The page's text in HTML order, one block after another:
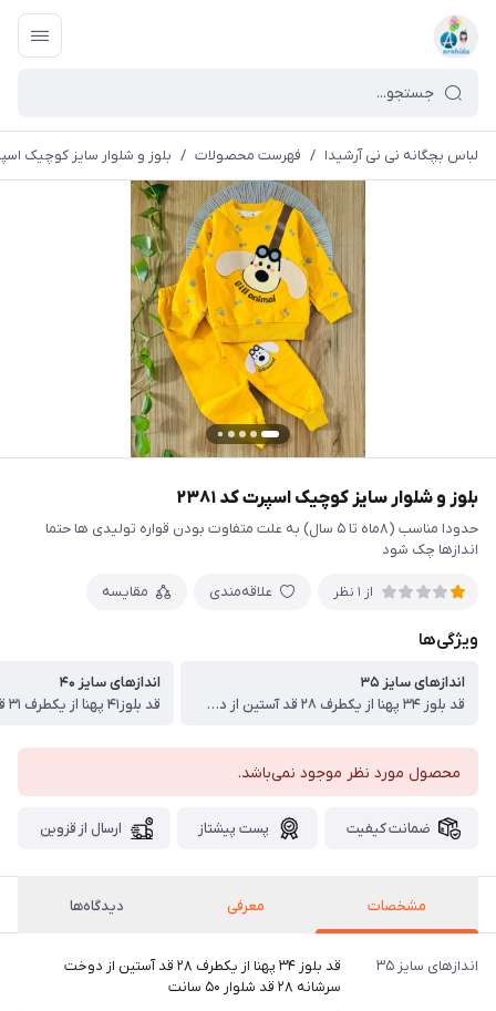
لباس بچگانه نی نی آرشیدا / فهرست محصولات / بلوز و شلوار سایز کوچیک اسپرت
بلوز و شلوار سایز کوچیک اسپرت کد ۲۳۸۱
حدودا مناسب (۸ماه تا ۵ سال) به علت متفاوت بودن قواره تولیدی ها حتما
اندازها چک شود
از 1 نظر علاقه‌مندی مقایسه
ویژگی‌ها
اندازهای سایز ۳۵
قد بلوز ۳۴ پهنا از یکطرف ۲۸ قد آستین از دوخت سرشانه ۲۸ قد شلوار ۵۰ سانت
اندازهای سایز ۴۰
محصول مورد نظر موجود نمی‌باشد.
ضمانت کیفیت پست پیشتاز ارسال از قزوین
مشخصات معرفی دیدگاه‌ها
اندازهای سایز ۳۵
قد بلوز ۳۴ پهنا از یکطرف ۲۸ قد آستین از دوخت
سرشانه ۲۸ قد شلوار ۵۰ سانت